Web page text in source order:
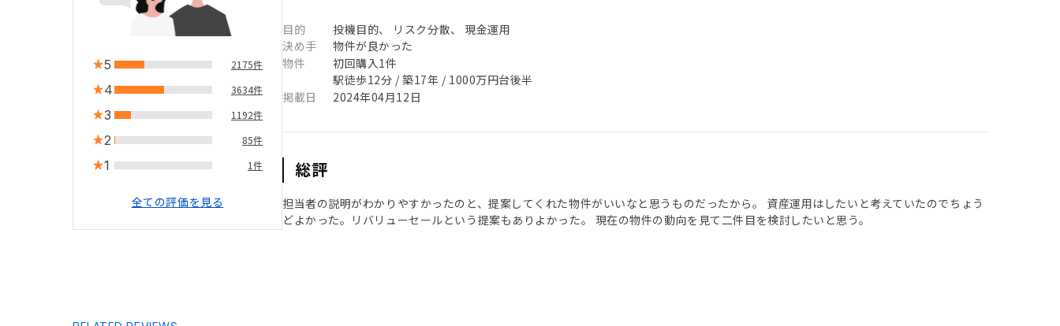
5 2175件
4 3634件
3 1192件
2 85件
1 1件
全ての評価を見る
目的
投機目的、 リスク分散、 現金運用
決め手
物件が良かった
物件
初回購入1件
駅徒歩12分 / 築17年 / 1000万円台後半
掲載日
2024年04月12日
総評
担当者の説明がわかりやすかったのと、提案してくれた物件がいいなと思うものだったから。 資産運用はしたいと考えていたのでちょう
どよかった。リバリューセールという提案もありよかった。 現在の物件の動向を見て二件目を検討したいと思う。